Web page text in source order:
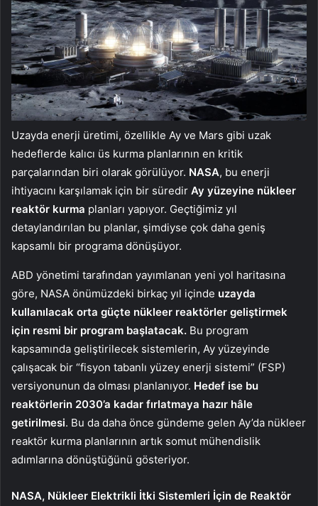
Uzayda enerji üretimi, özellikle Ay ve Mars gibi uzak
hedeflerde kalıcı üs kurma planlarının en kritik
parçalarından biri olarak görülüyor. NASA, bu enerji
ihtiyacını karşılamak için bir süredir Ay yüzeyine nükleer
reaktör kurma planları yapıyor. Geçtiğimiz yıl
detaylandırılan bu planlar, şimdiyse çok daha geniş
kapsamlı bir programa dönüşüyor.
ABD yönetimi tarafından yayımlanan yeni yol haritasına
göre, NASA önümüzdeki birkaç yıl içinde uzayda
kullanılacak orta güçte nükleer reaktörler geliştirmek
için resmi bir program başlatacak. Bu program
kapsamında geliştirilecek sistemlerin, Ay yüzeyinde
çalışacak bir “fisyon tabanlı yüzey enerji sistemi” (FSP)
versiyonunun da olması planlanıyor. Hedef ise bu
reaktörlerin 2030’a kadar fırlatmaya hazır hâle
getirilmesi. Bu da daha önce gündeme gelen Ay’da nükleer
reaktör kurma planlarının artık somut mühendislik
adımlarına dönüştüğünü gösteriyor.
NASA, Nükleer Elektrikli İtki Sistemleri İçin de Reaktör